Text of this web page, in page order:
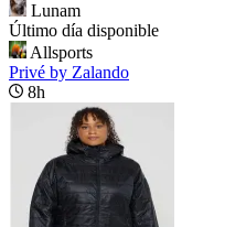
Lunam
Último día disponible
Allsports
Privé by Zalando
8h